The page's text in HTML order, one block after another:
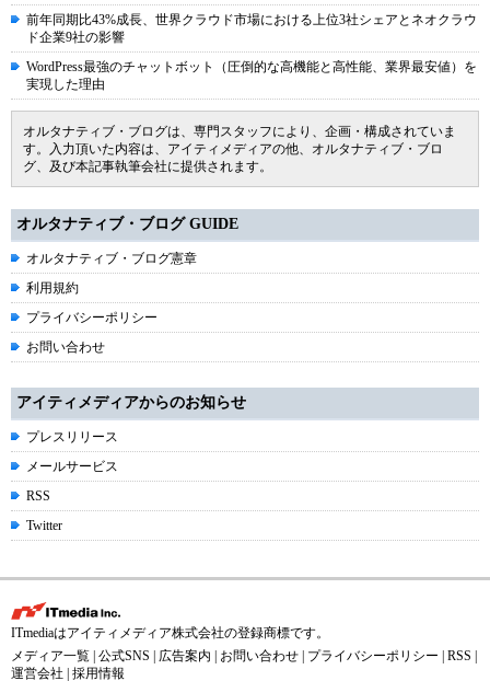
前年同期比43%成長、世界クラウド市場における上位3社シェアとネオクラウ
ド企業9社の影響
WordPress最強のチャットボット（圧倒的な高機能と高性能、業界最安値）を
実現した理由
オルタナティブ・ブログは、専門スタッフにより、企画・構成されていま
す。入力頂いた内容は、アイティメディアの他、オルタナティブ・ブロ
グ、及び本記事執筆会社に提供されます。
オルタナティブ・ブログ GUIDE
オルタナティブ・ブログ憲章
利用規約
プライバシーポリシー
お問い合わせ
アイティメディアからのお知らせ
プレスリリース
メールサービス
RSS
Twitter
ITmediaはアイティメディア株式会社の登録商標です。
メディア一覧 公式SNS 広告案内 お問い合わせ プライバシーポリシー RSS
運営会社
採用情報